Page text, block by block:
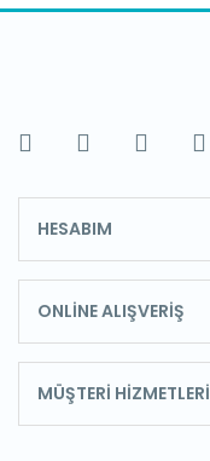
HESABIM
ONLİNE ALIŞVERİŞ
MÜŞTERİ HİZMETLERİ